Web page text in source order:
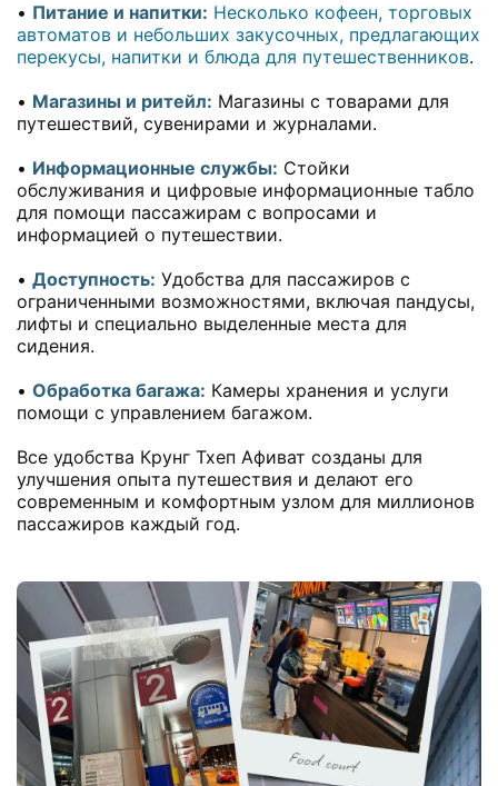
• Питание и напитки: Несколько кофеен, торговых
автоматов и небольших закусочных, предлагающих
перекусы, напитки и блюда для путешественников.
• Магазины и ритейл: Магазины с товарами для
путешествий, сувенирами и журналами.
• Информационные службы: Стойки
обслуживания и цифровые информационные табло
для помощи пассажирам с вопросами и
информацией о путешествии.
• Доступность: Удобства для пассажиров с
ограниченными возможностями, включая пандусы,
лифты и специально выделенные места для
сидения.
• Обработка багажа: Камеры хранения и услуги
помощи с управлением багажом.
Все удобства Крунг Тхеп Афиват созданы для
улучшения опыта путешествия и делают его
современным и комфортным узлом для миллионов
пассажиров каждый год.